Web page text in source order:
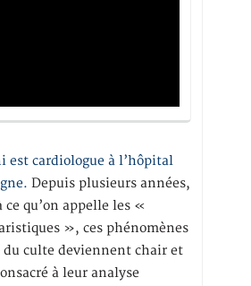
est cardiologue à l’hôpital
Depuis plusieurs années,
ce qu’on appelle les «
», ces phénomènes
du culte deviennent chair et
à leur analyse